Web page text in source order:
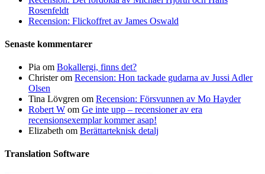
Rosenfeldt
Recension: Flickoffret av James Oswald
Senaste kommentarer
Pia om Bokallergi, finns det?
Christerom Recension: Hon tackade gudarna av Jussi Adler
Olsen
Tina Lövgren om Recension: Försvunnen av Mo Hayder
Robert W om Ge inte upp – recensioner av era
recensionsexemplar kommer asap!
Elizabeth om Berättarteknisk detalj
Translation Software